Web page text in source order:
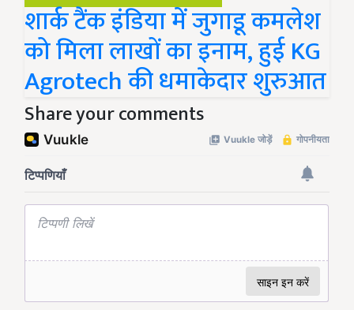
शार्क टैंक इंडिया में जुगाडू कमलेश
को मिला लाखों का इनाम, हुई KG
Agrotech की धमाकेदार शुरुआत
Share your comments